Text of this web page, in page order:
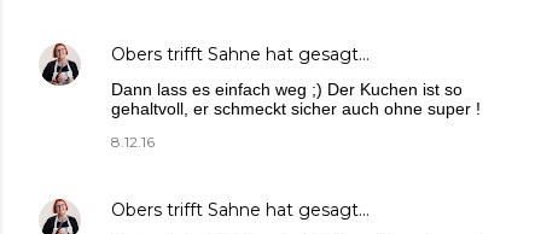
Obers trifft Sahne hat gesagt…
Dann lass es einfach weg ;) Der Kuchen ist so
gehaltvoll, er schmeckt sicher auch ohne super !
8.12.16
Obers trifft Sahne hat gesagt…